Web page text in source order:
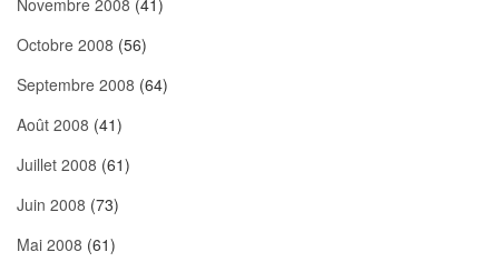
Novembre 2008 (41)
Octobre 2008 (56)
Septembre 2008 (64)
Août 2008 (41)
Juillet 2008 (61)
Juin 2008 (73)
Mai 2008 (61)